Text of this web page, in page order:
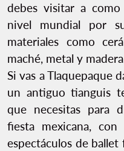
debes visitar a
nivel mundial por
materiales como
maché, metal y
Si vas a Tlaquepaque
un antiguo tianguis
que necesitas para
fiesta mexicana,
espectáculos de